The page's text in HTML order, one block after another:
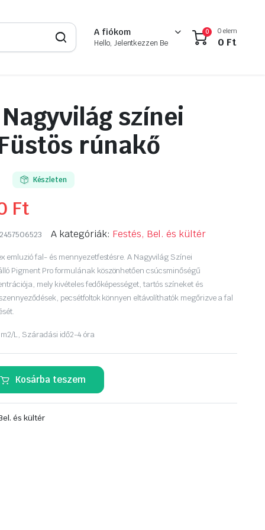
A fiókom
Hello, Jelentkezzen Be
0 0 elem
0 Ft
színei
rúnakő
Készleten
Ft
A kategóriák: Festés, Bel. és kültér
emluzió fal- és mennyezetfestésre. A Nagyvilág Színei
Pigment Pro formulának köszönhetően csúcsminőségű
mely kivételes fedőképességet, tartós színeket és
pecsétfoltok könnyen eltávolíthatók megőrizve a fal
L, Száradási idő2-4 óra
Kosárba teszem
és kültér